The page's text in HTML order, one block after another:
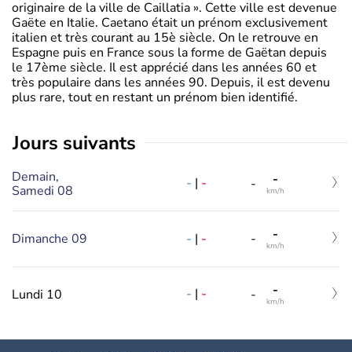
originaire de la ville de Caillatia ». Cette ville est devenue
Gaëte en Italie. Caetano était un prénom exclusivement
italien et très courant au 15è siècle. On le retrouve en
Espagne puis en France sous la forme de Gaëtan depuis
le 17ème siècle. Il est apprécié dans les années 60 et
très populaire dans les années 90. Depuis, il est devenu
plus rare, tout en restant un prénom bien identifié.
jours suivants
Demain,
Samedi 08
- | - - -
km/h
Dimanche 09 - | - - -
km/h
Lundi 10 - | - - -
km/h